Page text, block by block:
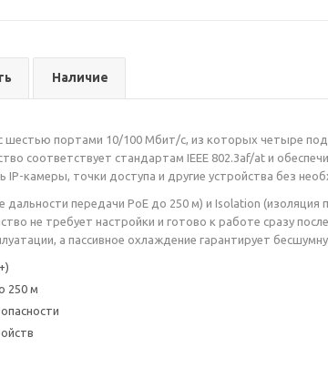
Наличие
шестью портами 10/100 Мбит/с, из которых четыре
соответствует стандартам IEEE 802.3af/at и
камеры, точки доступа и другие устройства без
передачи PoE до 250 м) и Isolation (изоляция
не требует настройки и готово к работе сразу
а пассивное охлаждение гарантирует
250 м